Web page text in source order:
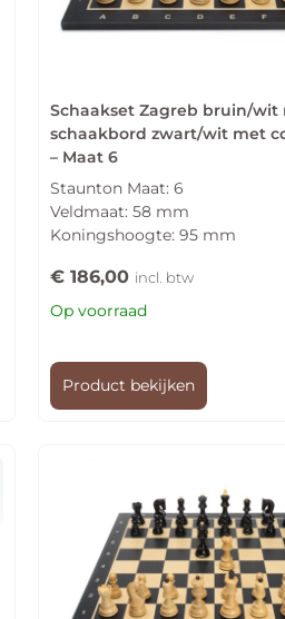
Schaakset Zagreb bruin/wit
schaakbord zwart/wit met
– Maat 6
Staunton Maat: 6
Veldmaat: 58 mm
Koningshoogte: 95 mm
€ 186,00 incl. btw
Op voorraad
Product bekijken